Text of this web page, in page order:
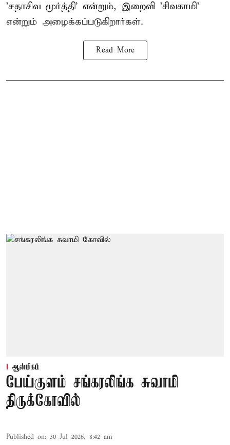
'சதாசிவ மூர்த்தி' என்றும், இறைவி 'சிவகாமி'
என்றும் அழைக்கப்படுகிறார்கள்.
Read More
ஆன்மிகம்
பேய்குளம் சங்கரலிங்க சுவாமி
திருக்கோவில்
Published on: 30 Jul 2026, 8:42 am